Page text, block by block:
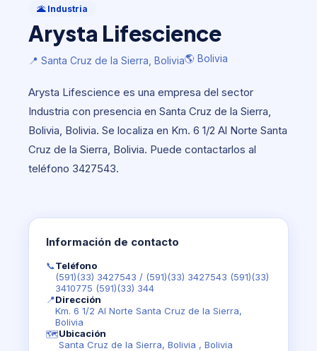
Arysta Lifescience
📍 Santa Cruz de la Sierra, Bolivia🌎 Bolivia
🌋 Industria
Arysta Lifescience
📍 Santa Cruz de la Sierra, Bolivia🌎 Bolivia
Arysta Lifescience es una empresa del sector
Industria con presencia en Santa Cruz de la Sierra,
Bolivia, Bolivia. Se localiza en Km. 6 1/2 Al Norte Santa
Cruz de la Sierra, Bolivia. Puede contactarlos al
teléfono 3427543.
Información de contacto
📞Teléfono
(591)(33) 3427543 / (591)(33) 3427543 (591)(33)
3410775 (591)(33) 344
📍Dirección
Km. 6 1/2 Al Norte Santa Cruz de la Sierra,
Bolivia
🗺️Ubicación
Santa Cruz de la Sierra, Bolivia , Bolivia